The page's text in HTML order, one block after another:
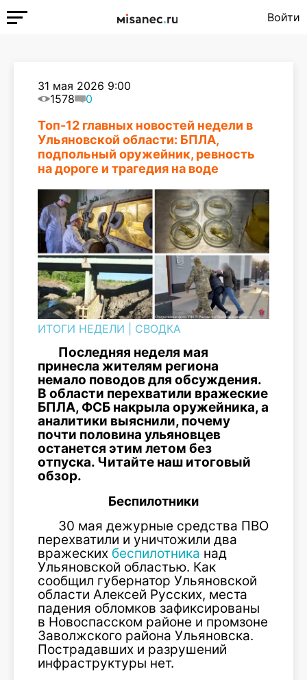
Войти
31 мая 2026 9:00
1578
0
Топ-12 главных новостей недели в
Ульяновской области: БПЛА,
подпольный оружейник, ревность
на дороге и трагедия на воде
ИТОГИ НЕДЕЛИ СВОДКА
Последняя неделя мая
принесла жителям региона
немало поводов для обсуждения.
В области перехватили вражеские
БПЛА, ФСБ накрыла оружейника, а
аналитики выяснили, почему
почти половина ульяновцев
останется этим летом без
отпуска. Читайте наш итоговый
обзор.
Беспилотники
30 мая дежурные средства ПВО
перехватили и уничтожили два
вражеских беспилотника над
Ульяновской областью. Как
сообщил губернатор Ульяновской
области Алексей Русских, места
падения обломков зафиксированы
в Новоспасском районе и промзоне
Заволжского района Ульяновска.
Пострадавших и разрушений
инфраструктуры нет.